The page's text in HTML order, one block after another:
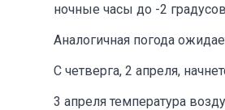
ночные часы до -2
Аналогичная погода
С четверга, 2 апреля,
3 апреля температура